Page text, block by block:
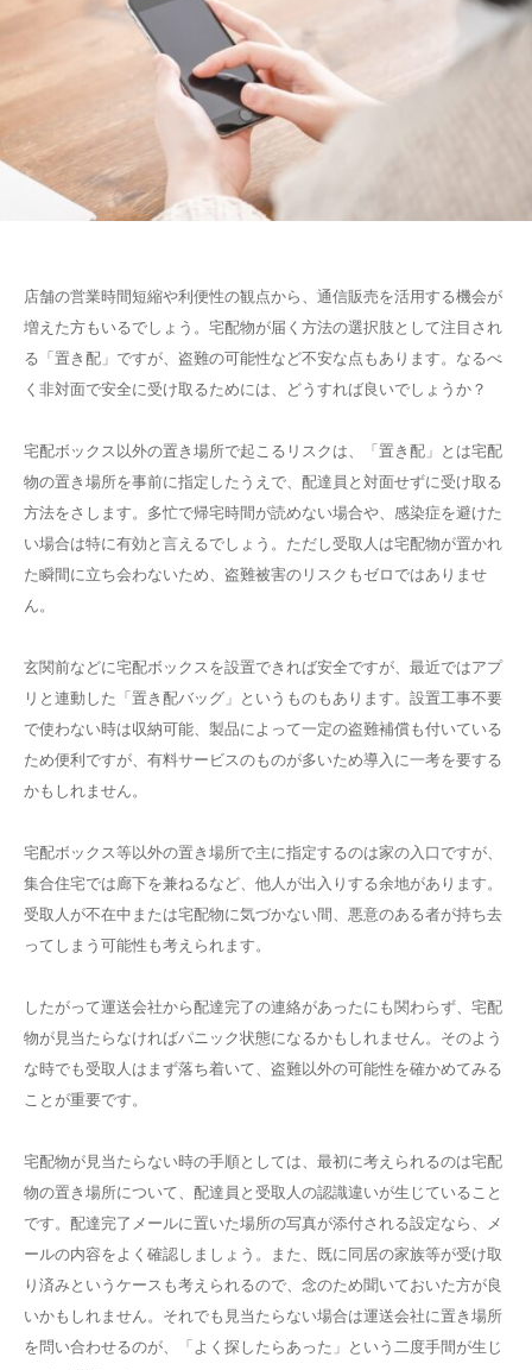
店舗の営業時間短縮や利便性の観点から、通信販売を活用する機会が
増えた方もいるでしょう。宅配物が届く方法の選択肢として注目され
る「置き配」ですが、盗難の可能性など不安な点もあります。なるべ
く非対面で安全に受け取るためには、どうすれば良いでしょうか？
宅配ボックス以外の置き場所で起こるリスクは、「置き配」とは宅配
物の置き場所を事前に指定したうえで、配達員と対面せずに受け取る
方法をさします。多忙で帰宅時間が読めない場合や、感染症を避けた
い場合は特に有効と言えるでしょう。ただし受取人は宅配物が置かれ
た瞬間に立ち会わないため、盗難被害のリスクもゼロではありませ
ん。
玄関前などに宅配ボックスを設置できれば安全ですが、最近ではアプ
リと連動した「置き配バッグ」というものもあります。設置工事不要
で使わない時は収納可能、製品によって一定の盗難補償も付いている
ため便利ですが、有料サービスのものが多いため導入に一考を要する
かもしれません。
宅配ボックス等以外の置き場所で主に指定するのは家の入口ですが、
集合住宅では廊下を兼ねるなど、他人が出入りする余地があります。
受取人が不在中または宅配物に気づかない間、悪意のある者が持ち去
ってしまう可能性も考えられます。
したがって運送会社から配達完了の連絡があったにも関わらず、宅配
物が見当たらなければパニック状態になるかもしれません。そのよう
な時でも受取人はまず落ち着いて、盗難以外の可能性を確かめてみる
ことが重要です。
宅配物が見当たらない時の手順としては、最初に考えられるのは宅配
物の置き場所について、配達員と受取人の認識違いが生じていること
です。配達完了メールに置いた場所の写真が添付される設定なら、メ
ールの内容をよく確認しましょう。また、既に同居の家族等が受け取
り済みというケースも考えられるので、念のため聞いておいた方が良
いかもしれません。それでも見当たらない場合は運送会社に置き場所
を問い合わせるのが、「よく探したらあった」という二度手間が生じ